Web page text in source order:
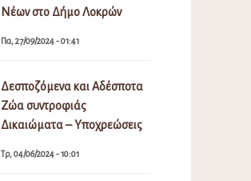
Νέων στο Δήμο Λοκρών
Πα, 27/09/2024 - 01:41
Δεσποζόμενα και Αδέσποτα
Ζώα συντροφιάς
Δικαιώματα – Υποχρεώσεις
Τρ, 04/06/2024 - 10:01